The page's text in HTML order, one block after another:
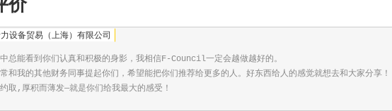
价
设备贸易（上海）有限公司
总能看到你们认真和积极的身影，我相信F-Council一定会越做越好的。
和我的其他财务同事提起你们，希望能把你们推荐给更多的人。好东西给人的感觉就想去和大家分享！
取,厚积而薄发—就是你们给我最大的感受！